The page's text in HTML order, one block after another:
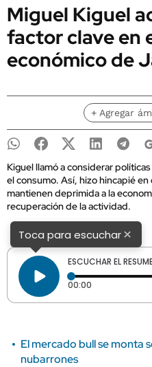
Miguel Kiguel
factor clave en
económico de
+ Agregar
Kiguel llamó a considerar
el consumo. Así, hizo hincapié
mantienen deprimida a la
recuperación de la actividad.
Toca para escuchar×
ESCUCHAR EL
00:00 Tiempo
El mercado bull se monta
nubarrones